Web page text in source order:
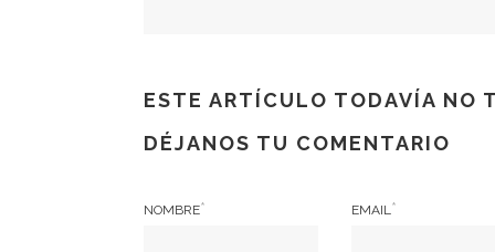
ESTE ARTÍCULO TODAVÍA NO
DÉJANOS TU COMENTARIO
NOMBRE* EMAIL *